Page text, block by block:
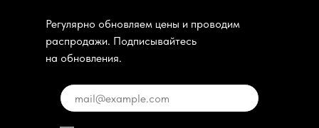
Регулярно обновляем цены и проводим
распродажи. Подписывайтесь
на обновления.